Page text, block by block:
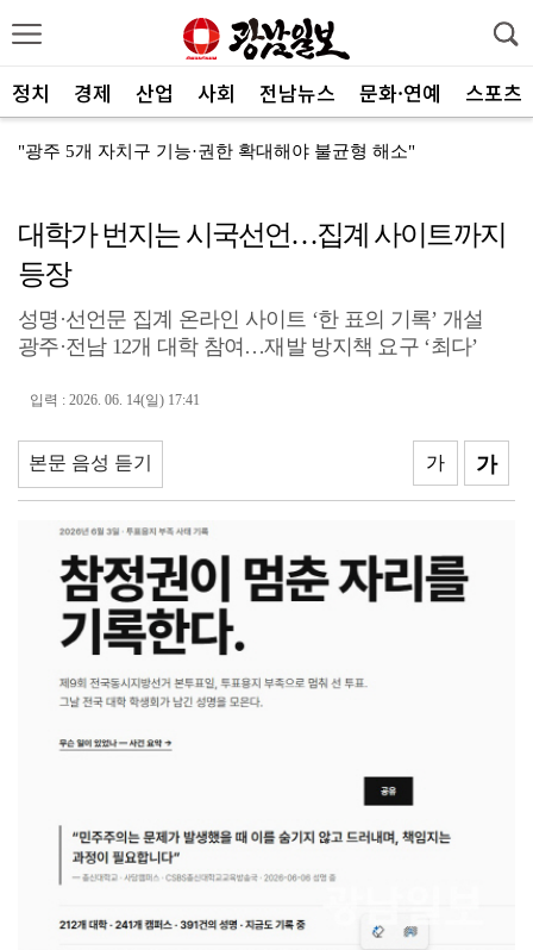
정치 경제 산업 사회 전남뉴스 문화·연예 스포츠
"광주 5개 자치구 기능·권한 확대해야 불균형 해소"
민주 당권 주자들, 텃밭 호남 민심잡기 '사활'
[사설]가뭄 피해 현실화…철저한 대책마련 중요
[사설]강진 병영면 ‘도시재생 성공모델’된 이유
폭염 속 양산 행렬
대학가 번지는 시국선언…집계 사이트까지
등장
성명·선언문 집계 온라인 사이트 ‘한 표의 기록’ 개설
광주·전남 12개 대학 참여…재발 방지책 요구 ‘최다’
입력 : 2026. 06. 14(일) 17:41
본문 음성 듣기 가
가